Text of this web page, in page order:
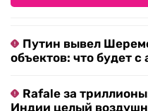
Путин вывел
объектов: что будет с
Rafale за
Индии целый